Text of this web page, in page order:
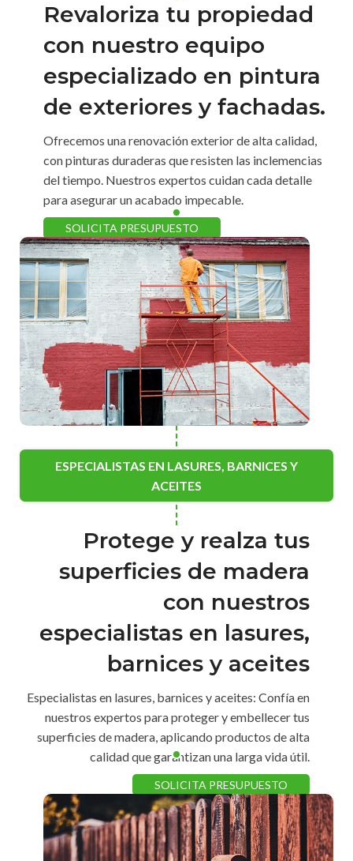
Revaloriza tu propiedad
con nuestro equipo
especializado en pintura
de exteriores y fachadas.
Ofrecemos una renovación exterior de alta calidad,
con pinturas duraderas que resisten las inclemencias
del tiempo. Nuestros expertos cuidan cada detalle
para asegurar un acabado impecable.
SOLICITA PRESUPUESTO
ESPECIALISTAS EN LASURES, BARNICES Y
ACEITES
Protege y realza tus
superficies de madera
con nuestros
especialistas en lasures,
barnices y aceites
Especialistas en lasures, barnices y aceites: Confía en
nuestros expertos para proteger y embellecer tus
superficies de madera, aplicando productos de alta
calidad que garantizan una larga vida útil.
SOLICITA PRESUPUESTO